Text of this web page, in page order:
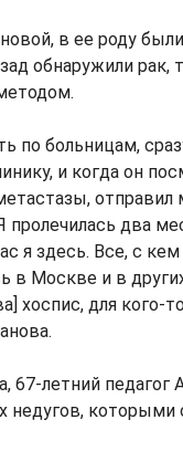
в ее роду были
обнаружили рак,
по больницам,
и когда он
пролечилась два
я здесь. Все, с
в Москве и в
хоспис, для кого-
67-летний
недугов, которыми